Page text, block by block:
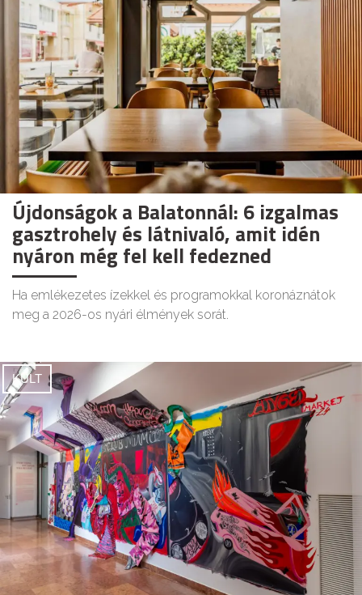
Újdonságok a Balatonnál: 6 izgalmas
gasztrohely és látnivaló, amit idén
nyáron még fel kell fedezned
Ha emlékezetes ízekkel és programokkal koronáznátok
meg a 2026-os nyári élmények sorát.
KULT